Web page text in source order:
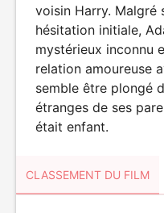
voisin Harry. Malgré
hésitation initiale,
mystérieux inconnu
relation amoureuse
semble être plongé
étranges de ses
était enfant.
CLASSEMENT DU FILM